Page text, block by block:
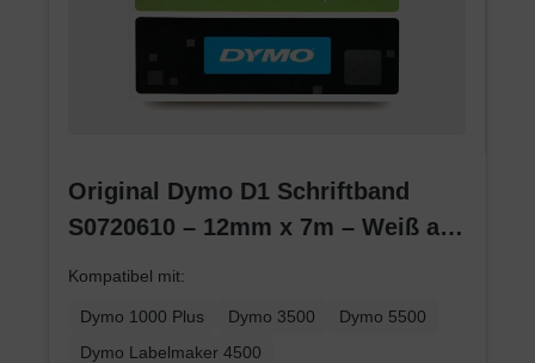
Original Dymo D1 Schriftband
S0720610 – 12mm x 7m – Weiß auf
Kompatibel mit:
Dymo 1000 Plus Dymo 3500
Dymo 5500
Dymo Labelmaker 4500